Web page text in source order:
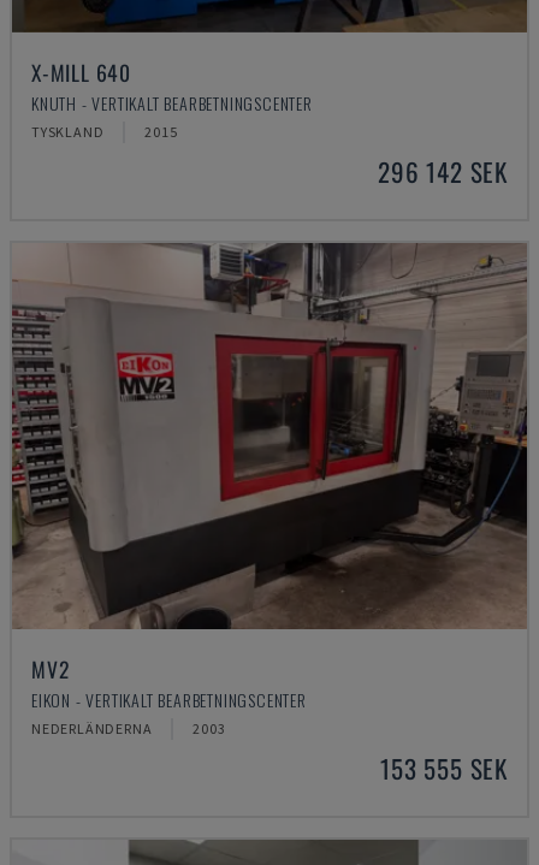
X-MILL 640
KNUTH - VERTIKALT BEARBETNINGSCENTER
TYSKLAND 2015
296 142 SEK
MV2
EIKON - VERTIKALT BEARBETNINGSCENTER
NEDERLÄNDERNA 2003
153 555 SEK